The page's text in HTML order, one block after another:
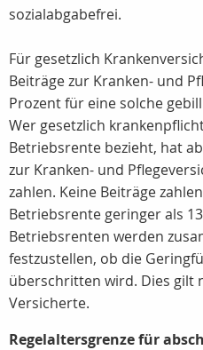
sozialabgabefrei.
Für gesetzlich
Beiträge zur Kranken- und
Prozent für eine solche
Wer gesetzlich
Betriebsrente bezieht, hat
zur Kranken- und
zahlen. Keine Beiträge
Betriebsrente geringer als
Betriebsrenten werden
festzustellen, ob die
überschritten wird. Dies gilt
Versicherte.
Regelaltersgrenze für